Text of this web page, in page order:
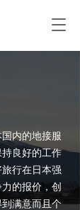
T
g
v
i
g
a
t
内的地接服
良好的工作
行在日本强
的报价，创
满意而且个